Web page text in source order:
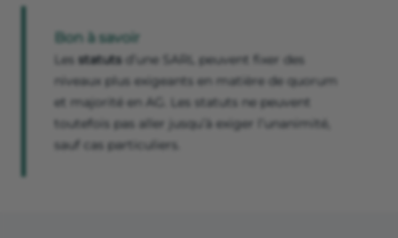
Bon à savoir
Les statuts d’une SARL peuvent fixer des
niveaux plus exigeants en matière de quorum
et majorité en AG. Les statuts ne peuvent
toutefois pas aller jusqu’à exiger l’unanimité,
sauf cas particuliers.